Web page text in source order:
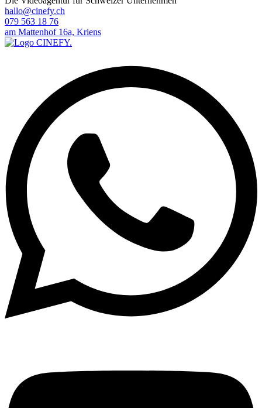
hallo@cinefy.ch
079 563 18 76
am Mattenhof 16a, Kriens